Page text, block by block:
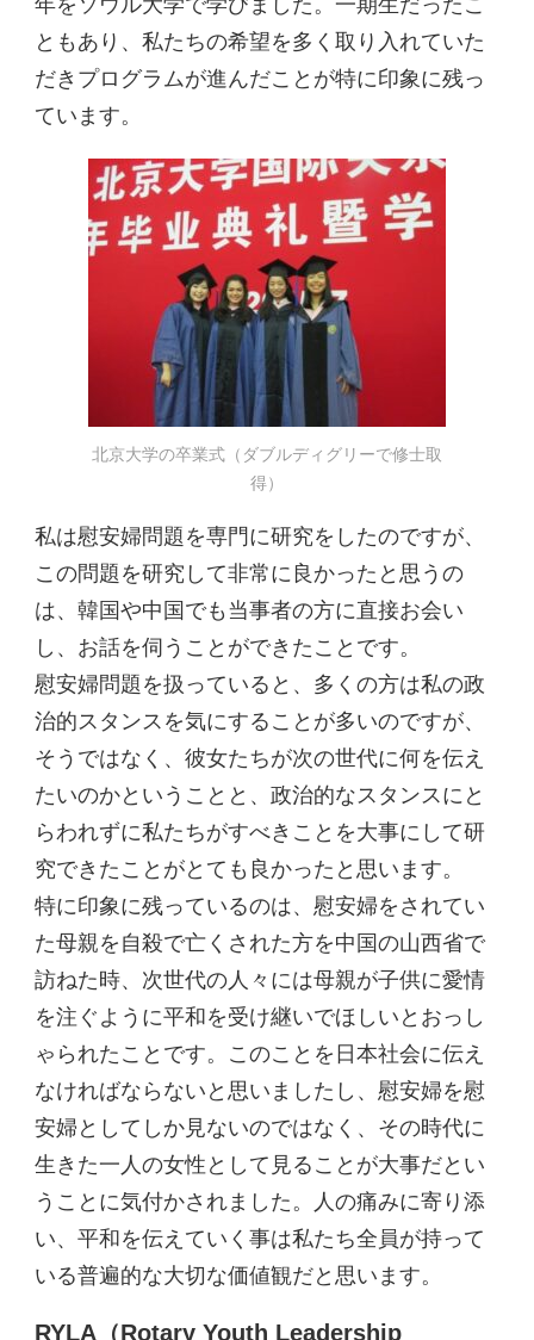
ともあり、私たちの希望を多く取り入れていた
だきプログラムが進んだことが特に印象に残っ
ています。
北京大学の卒業式（ダブルディグリーで修士取
得）
私は慰安婦問題を専門に研究をしたのですが、
この問題を研究して非常に良かったと思うの
は、韓国や中国でも当事者の方に直接お会い
し、お話を伺うことができたことです。
慰安婦問題を扱っていると、多くの方は私の政
治的スタンスを気にすることが多いのですが、
そうではなく、彼女たちが次の世代に何を伝え
たいのかということと、政治的なスタンスにと
らわれずに私たちがすべきことを大事にして研
究できたことがとても良かったと思います。
特に印象に残っているのは、慰安婦をされてい
た母親を自殺で亡くされた方を中国の山西省で
訪ねた時、次世代の人々には母親が子供に愛情
を注ぐように平和を受け継いでほしいとおっし
ゃられたことです。このことを日本社会に伝え
なければならないと思いましたし、慰安婦を慰
安婦としてしか見ないのではなく、その時代に
生きた一人の女性として見ることが大事だとい
うことに気付かされました。人の痛みに寄り添
い、平和を伝えていく事は私たち全員が持って
いる普遍的な大切な価値観だと思います。
RYLA（Rotary Youth Leadership